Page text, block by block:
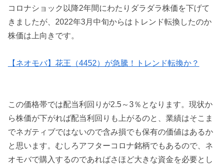
コロナショック以降2年間にわたりダラダラ株価を下げて
きましたが、2022年3月中旬からはトレンド転換したのか
株価は上向きです。
【ネオモバ】花王（4452）が急騰！トレンド転換か？
この価格帯では配当利回りが2.5～3％となります。現状か
ら株価が下がれば配当利回りも上がるのと、業績はそこま
でネガティブではないので含み損でも保有の価値はあるか
と思います。むしろアフターコロナ銘柄でもあるので、ネ
オモバで購入するのであればさほど大きな資金を必要とし